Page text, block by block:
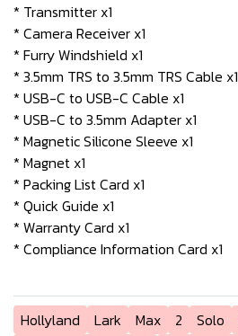
* Transmitter x1
* Camera Receiver x1
* Furry Windshield x1
* 3.5mm TRS to 3.5mm TRS Cable x1
* USB-C to USB-C Cable x1
* USB-C to 3.5mm Adapter x1
* Magnetic Silicone Sleeve x1
* Magnet x1
* Packing List Card x1
* Quick Guide x1
* Warranty Card x1
* Compliance Information Card x1
Hollyland Lark Max 2 Solo